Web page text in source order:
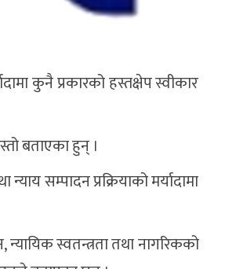
कुनै प्रकारको हस्तक्षेप स्वीकार
बताएका हुन् ।
सम्पादन प्रक्रियाको मर्यादामा
स्वतन्त्रता तथा नागरिकको